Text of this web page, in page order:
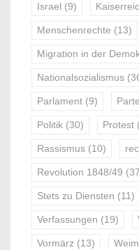
Israel (9)
Menschenrechte (13)
Migration in der
Nationalsozialismus
Parlament (9)
Politik (30) Protest
Rassismus (10)
Revolution 1848/49
Stets zu Diensten (11)
Verfassungen (19)
Vormärz (13)